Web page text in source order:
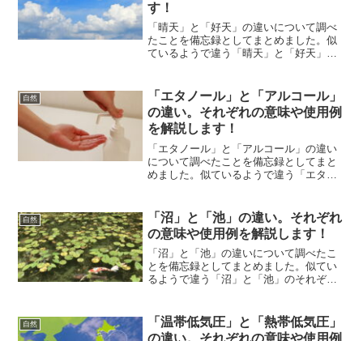
す！
「晴天」と「好天」の違いについて調べ
たことを備忘録としてまとめました。似
ているようで違う「晴天」と「好天」の
自然
「エタノール」と「アルコール」
の違い。それぞれの意味や使用例
を解説します！
「エタノール」と「アルコール」の違い
について調べたことを備忘録としてまと
めました。似ているようで違う「エタノ
自然
「沼」と「池」の違い。それぞれ
の意味や使用例を解説します！
「沼」と「池」の違いについて調べたこ
とを備忘録としてまとめました。似てい
るようで違う「沼」と「池」のそれぞれ
自然
「温帯低気圧」と「熱帯低気圧」
の違い。それぞれの意味や使用例